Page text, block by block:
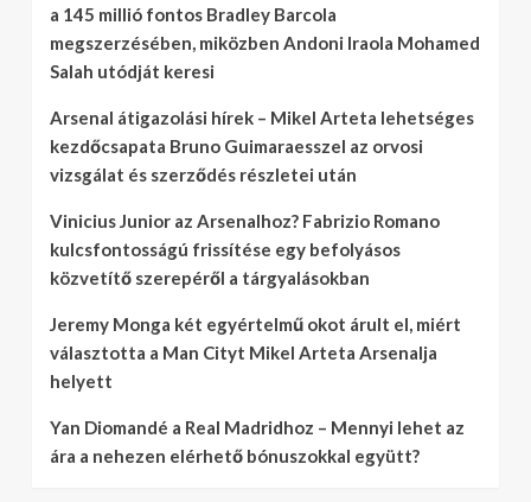
a 145 millió fontos Bradley Barcola
megszerzésében, miközben Andoni Iraola Mohamed
Salah utódját keresi
Arsenal átigazolási hírek – Mikel Arteta lehetséges
kezdőcsapata Bruno Guimaraesszel az orvosi
vizsgálat és szerződés részletei után
Vinicius Junior az Arsenalhoz? Fabrizio Romano
kulcsfontosságú frissítése egy befolyásos
közvetítő szerepéről a tárgyalásokban
Jeremy Monga két egyértelmű okot árult el, miért
választotta a Man Cityt Mikel Arteta Arsenalja
helyett
Yan Diomandé a Real Madridhoz – Mennyi lehet az
ára a nehezen elérhető bónuszokkal együtt?